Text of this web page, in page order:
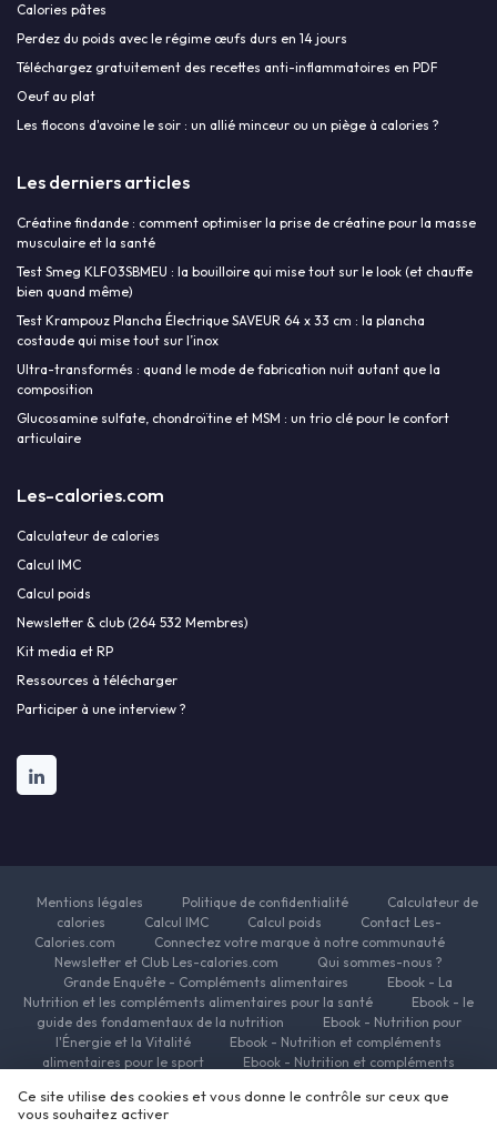
Calories pâtes
Perdez du poids avec le régime œufs durs en 14 jours
Téléchargez gratuitement des recettes anti-inflammatoires en PDF
Oeuf au plat
Les flocons d'avoine le soir : un allié minceur ou un piège à calories ?
Les derniers articles
Créatine findande : comment optimiser la prise de créatine pour la masse
musculaire et la santé
Test Smeg KLF03SBMEU : la bouilloire qui mise tout sur le look (et chauffe
bien quand même)
Test Krampouz Plancha Électrique SAVEUR 64 x 33 cm : la plancha
costaude qui mise tout sur l’inox
Ultra-transformés : quand le mode de fabrication nuit autant que la
composition
Glucosamine sulfate, chondroïtine et MSM : un trio clé pour le confort
articulaire
Les-calories.com
Calculateur de calories
Calcul IMC
Calcul poids
Newsletter & club (264 532 Membres)
Kit media et RP
Ressources à télécharger
Participer à une interview ?
Mentions légales Politique de confidentialité
Calculateur de
calories
Calcul IMC Calcul poids
Contact Les-
Calories.com
Connectez votre marque à notre communauté
Newsletter et Club Les-calories.com
Qui sommes-nous ?
Grande Enquête - Compléments alimentaires
Ebook - La
Nutrition et les compléments alimentaires pour la santé
Ebook - le
guide des fondamentaux de la nutrition
Ebook - Nutrition pour
l'Énergie et la Vitalité
Ebook - Nutrition et compléments
alimentaires pour le sport
Ebook - Nutrition et compléments
alimentaires pour la minceur
Ressources Nutrition et Compléments
Ce site utilise des cookies et vous donne le contrôle sur ceux que
vous souhaitez activer